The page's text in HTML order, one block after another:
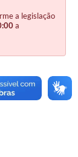
a legislação
a